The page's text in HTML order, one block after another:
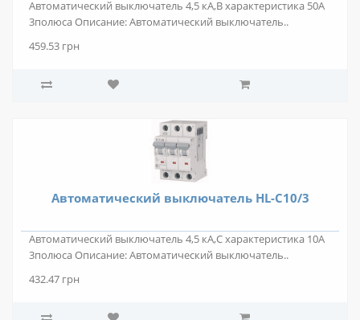
Автоматический выключатель 4,5 кА,В характеристика 50А
3полюса Описание: Автоматический выключатель..
459.53 грн
Автоматический выключатель HL-C10/3
Автоматический выключатель 4,5 кА,С характеристика 10А
3полюса Описание: Автоматический выключатель..
432.47 грн